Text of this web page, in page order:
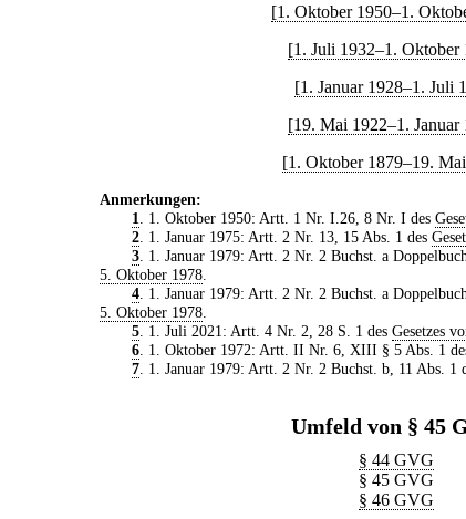
[1. Oktober 1950–1.
[1. Juli 1932–1. Oktober
[1. Januar 1928–1. Juli
[19. Mai 1922–1. Januar
[1. Oktober 1879–19.
Anmerkungen:
1
. 1. Oktober 1950: Artt. 1 Nr. I.26, 8 Nr. I des
2. 1. Januar 1975: Artt. 2 Nr. 13, 15 Abs. 1 des
3. 1. Januar 1979: Artt. 2 Nr. 2 Buchst. a
5. Oktober 1978
4. 1. Januar 1979: Artt. 2 Nr. 2 Buchst. a
5. Oktober 1978
5. 1. Juli 2021: Artt. 4 Nr. 2, 28 S. 1 des Gesetzes
6. 1. Oktober 1972: Artt. II Nr. 6, XIII § 5 Abs. 1
7. 1. Januar 1979: Artt. 2 Nr. 2 Buchst. b, 11 Abs. 1
Umfeld von § 45
§ 44 GVG
§ 45 GVG
§ 46 GVG